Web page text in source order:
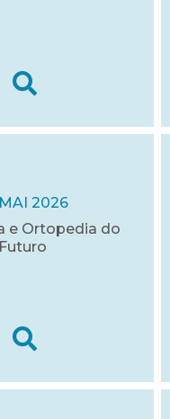
2026
e Ortopedia do
Futuro